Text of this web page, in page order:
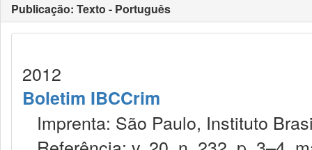
Publicação: Texto - Português
2012
Boletim IBCCrim
Imprenta: São Paulo, Instituto